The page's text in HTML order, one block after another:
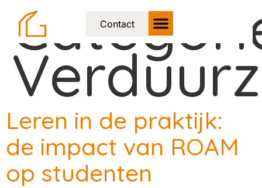
Contact
Leren in de praktijk:
de impact van ROAM
op studenten